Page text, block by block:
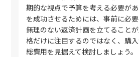
期的な視点で予算を考える必要が
を成功させるためには、事前に必要
無理のない返済計画を立てること
格だけに注目するのではなく、購
総費用を見据えて検討しましょう。